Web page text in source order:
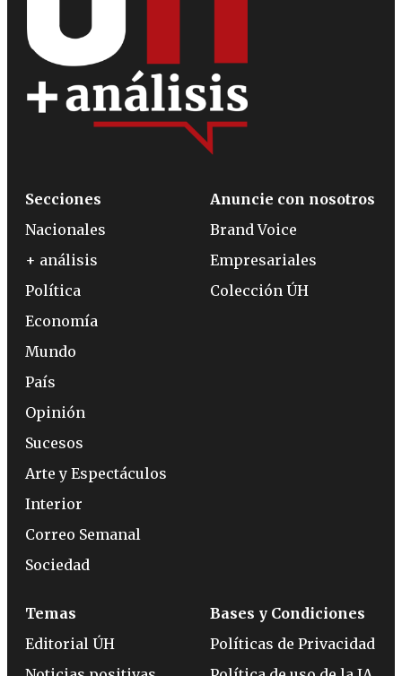
Secciones
Nacionales
+ análisis
Política
Economía
Mundo
País
Opinión
Sucesos
Arte y Espectáculos
Interior
Correo Semanal
Sociedad
Anuncie con nosotros
Brand Voice
Empresariales
Colección ÚH
Temas
Editorial ÚH
Bases y Condiciones
Políticas de Privacidad